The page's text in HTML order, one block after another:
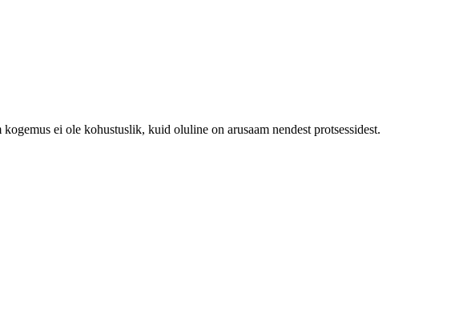
ei ole kohustuslik, kuid oluline on arusaam nendest protsessidest.